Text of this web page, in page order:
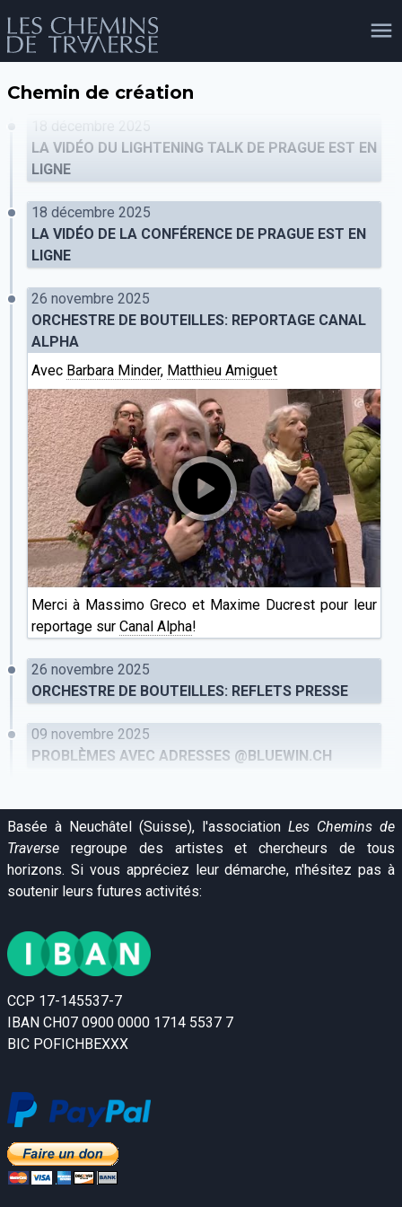
publics
Chemin de création
18 décembre 2025
LA VIDÉO DU LIGHTENING TALK DE PRAGUE EST EN
LIGNE
18 décembre 2025
LA VIDÉO DE LA CONFÉRENCE DE PRAGUE EST EN
LIGNE
26 novembre 2025
ORCHESTRE DE BOUTEILLES: REPORTAGE CANAL
ALPHA
Avec Barbara Minder, Matthieu Amiguet
Merci à Massimo Greco et Maxime Ducrest pour leur
reportage sur Canal Alpha!
26 novembre 2025
ORCHESTRE DE BOUTEILLES: REFLETS PRESSE
09 novembre 2025
PROBLÈMES AVEC ADRESSES @BLUEWIN.CH
Basée à Neuchâtel (Suisse), l'association Les Chemins de
Traverse regroupe des artistes et chercheurs de tous
horizons. Si vous appréciez leur démarche, n'hésitez pas à
soutenir leurs futures activités:
CCP 17-145537-7
IBAN CH07 0900 0000 1714 5537 7
BIC POFICHBEXXX